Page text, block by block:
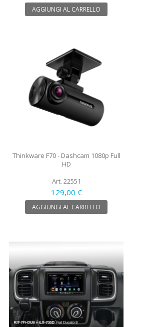
AGGIUNGI AL CARRELLO
Thinkware F70 - Dashcam 1080p Full
HD
Art. 22551
129,00 €
AGGIUNGI AL CARRELLO